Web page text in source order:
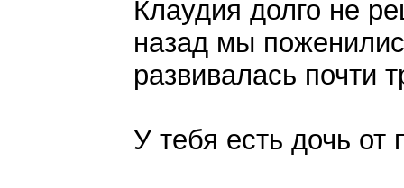
Клаудия долго не
назад мы
развивалась почти
У тебя есть дочь от